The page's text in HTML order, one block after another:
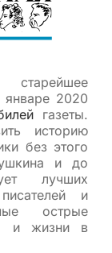
январе 2020
газеты.
историю
без этого
и до
лучших
и
острые
и жизни в